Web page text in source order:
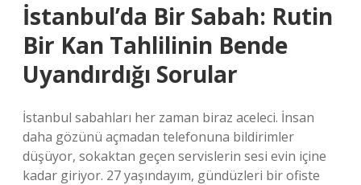
İstanbul’da Bir Sabah: Rutin
Bir Kan Tahlilinin Bende
Uyandırdığı Sorular
İstanbul sabahları her zaman biraz aceleci. İnsan
daha gözünü açmadan telefonuna bildirimler
düşüyor, sokaktan geçen servislerin sesi evin içine
kadar giriyor. 27 yaşındayım, gündüzleri bir ofiste